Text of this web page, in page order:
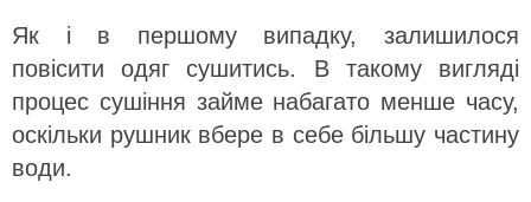
Як і в першому випадку, залишилося
повісити одяг сушитись. В такому вигляді
процес сушіння займе набагато менше часу,
оскільки рушник вбере в себе більшу частину
води.